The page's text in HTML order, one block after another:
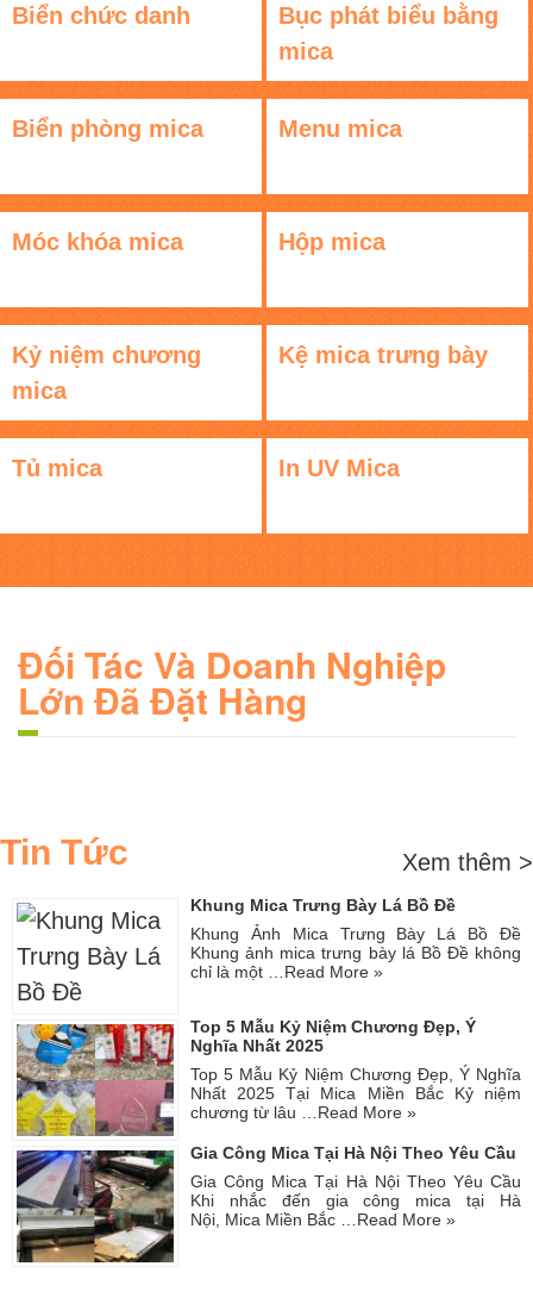
Biển chức danh
Bục phát biểu bằng
mica
Biển phòng mica Menu mica
Móc khóa mica Hộp mica
Kỷ niệm chương
mica
Kệ mica trưng bày
Tủ mica In UV Mica
Đối Tác Và Doanh Nghiệp
Lớn Đã Đặt Hàng
Tin Tức Xem thêm >
Khung Mica Trưng Bày Lá Bồ Đề
Khung Ảnh Mica Trưng Bày Lá Bồ Đề
Khung ảnh mica trưng bày lá Bồ Đề không
chỉ là một … Read More »
Top 5 Mẫu Kỷ Niệm Chương Đẹp, Ý
Nghĩa Nhất 2025
Top 5 Mẫu Kỷ Niệm Chương Đẹp, Ý Nghĩa
Nhất 2025 Tại Mica Miền Bắc Kỷ niệm
chương từ lâu … Read More »
Gia Công Mica Tại Hà Nội Theo Yêu Cầu
Gia Công Mica Tại Hà Nội Theo Yêu Cầu
Khi nhắc đến gia công mica tại Hà
Nội, Mica Miền Bắc … Read More »